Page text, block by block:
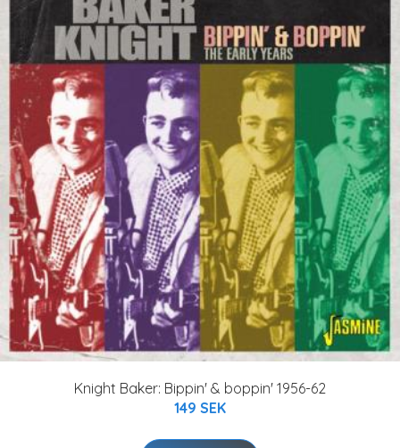
Knight Baker: Bippin' & boppin' 1956-62
149 SEK